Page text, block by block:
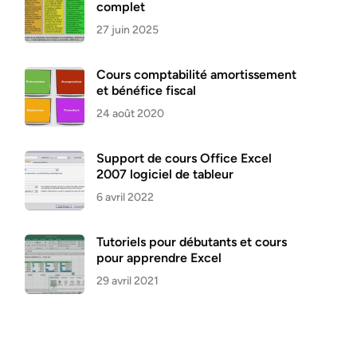
complet
27 juin 2025
Cours comptabilité amortissement
et bénéfice fiscal
24 août 2020
Support de cours Office Excel
2007 logiciel de tableur
6 avril 2022
Tutoriels pour débutants et cours
pour apprendre Excel
29 avril 2021